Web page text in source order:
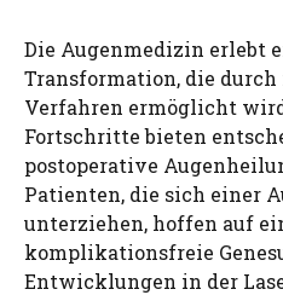
Die Augenmedizin erlebt
Transformation, die
Verfahren ermöglicht
Fortschritte bieten
postoperative
Patienten, die sich einer
unterziehen, hoffen auf
komplikationsfreie
Entwicklungen in der